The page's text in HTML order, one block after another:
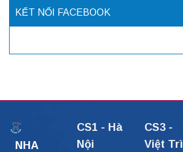
KẾT NỐI FACEBOOK
NHA
CS1 - Hà
Nội
CS3 -
Việt Trì